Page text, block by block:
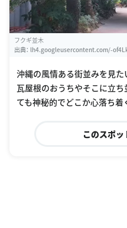
フクギ並木
出典： lh4.googleusercontent.com/-
沖縄の風情ある街並みを見た
瓦屋根のおうちやそこに立
ても神秘的でどこか心落ち
このスポ